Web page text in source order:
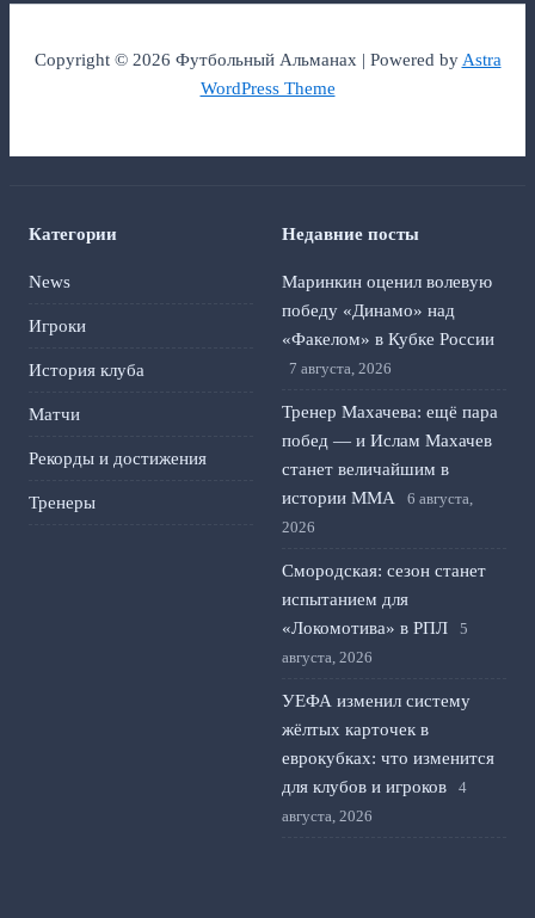
Copyright © 2026 Футбольный Альманах | Powered byAstra
WordPress Theme
Категории
News
Игроки
История клуба
Матчи
Рекорды и достижения
Тренеры
Недавние посты
Маринкин оценил волевую
победу «Динамо» над
«Факелом» в Кубке России
7 августа, 2026
Тренер Махачева: ещё пара
побед — и Ислам Махачев
станет величайшим в
истории ММА
6 августа,
2026
Смородская: сезон станет
испытанием для
«Локомотива» в РПЛ
5
августа, 2026
УЕФА изменил систему
жёлтых карточек в
еврокубках: что изменится
для клубов и игроков
4
августа, 2026